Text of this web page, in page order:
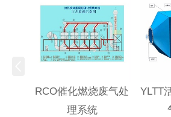
RCO催化燃烧废气处
理系统
YLTT